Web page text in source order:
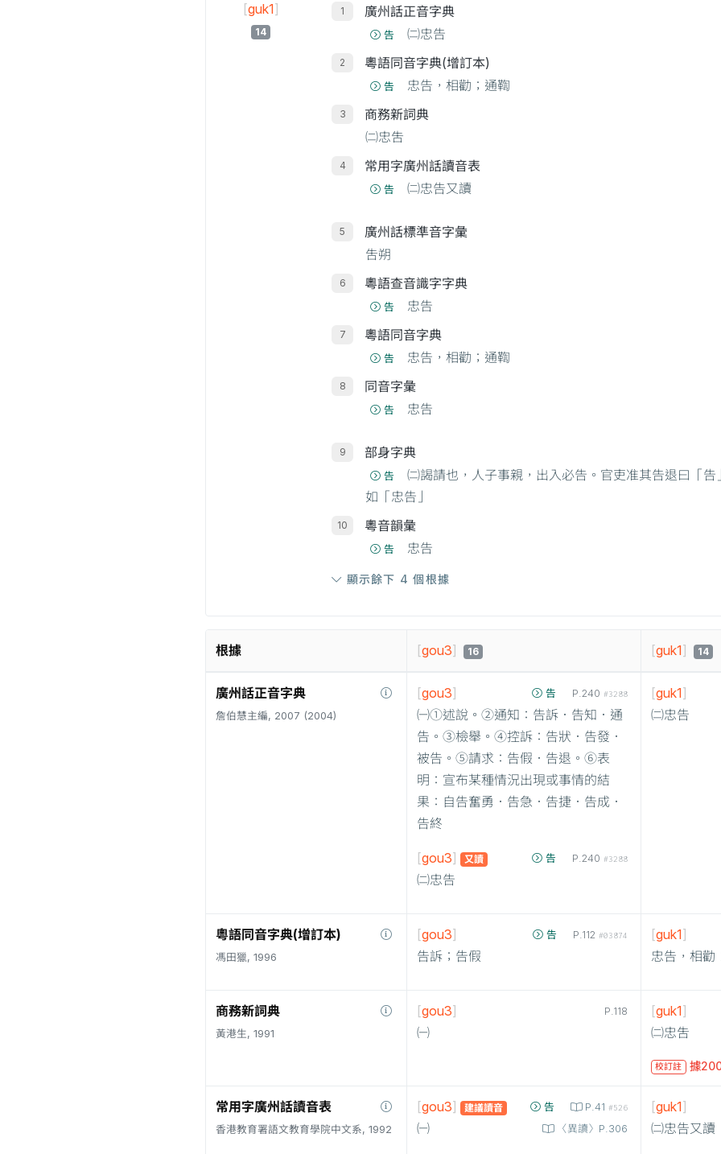
[guk1]
14
廣州話正音字典
告 ㈡忠告
粵語同音字典(增訂本)
告 忠告，相勸；通鞫
商務新詞典
㈡忠吿
常用字廣州話讀音表
告 ㈡忠告又讀
廣州話標準音字彙
吿朔
粵語查音識字字典
告 忠告
粵語同音字典
告 忠告，相勸；通鞫
同音字彙
告 忠告
部身字典
告
㈡謁請也，人子事親，出入必告。官吏准其告退曰「告
如「忠告」
粵音韻彙
告 忠告
顯示餘下 4 個根據
根據 [gou3] 16 [guk1] 14
廣州話正音字典
詹伯慧主編, 2007 (2004)
告 P.240 #3288
[gou3]
㈠①述說。②通知：告訴．告知．通
告。③檢舉。④控訴：告狀．告發．
被告。⑤請求：告假．告退。⑥表
明：宣布某種情況出現或事情的結
果：自告奮勇．告急．告捷．告成．
告終
告 P.240 #3288
[gou3] 又讀
㈡忠告
[guk1]
㈡忠告
粵語同音字典(增訂本)
馮田獵, 1996
告 P.112 #03874
[gou3]
告訴；告假
[guk1]
忠告，相勸
商務新詞典
黃港生, 1991
P.118
[gou3]
㈠
[guk1]
㈡忠吿
校訂註 據
常用字廣州話讀音表
香港教育署語文教育學院中文系, 1992
告 P.41 #526
〈異讀〉P.306
[gou3] 建議讀音
㈠
[guk1]
㈡忠告又讀